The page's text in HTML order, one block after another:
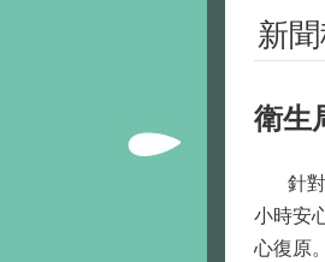
新
衛生
針對
小時安
心復原。